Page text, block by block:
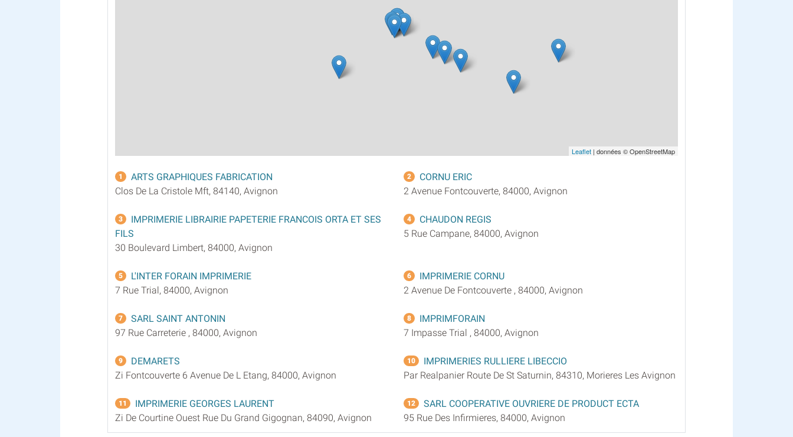
Leaflet | données © OpenStreetMap
1
ARTS GRAPHIQUES FABRICATION
Clos De La Cristole Mft, 84140, Avignon
2
CORNU ERIC
2 Avenue Fontcouverte, 84000, Avignon
3
IMPRIMERIE LIBRAIRIE PAPETERIE FRANCOIS ORTA ET SES
FILS
30 Boulevard Limbert, 84000, Avignon
4
CHAUDON REGIS
5 Rue Campane, 84000, Avignon
5
L'INTER FORAIN IMPRIMERIE
7 Rue Trial, 84000, Avignon
6
IMPRIMERIE CORNU
2 Avenue De Fontcouverte , 84000, Avignon
7
SARL SAINT ANTONIN
97 Rue Carreterie , 84000, Avignon
8
IMPRIMFORAIN
7 Impasse Trial , 84000, Avignon
9
DEMARETS
Zi Fontcouverte 6 Avenue De L Etang, 84000, Avignon
10
IMPRIMERIES RULLIERE LIBECCIO
Par Realpanier Route De St Saturnin, 84310, Morieres Les Avignon
11
IMPRIMERIE GEORGES LAURENT
Zi De Courtine Ouest Rue Du Grand Gigognan, 84090, Avignon
12
SARL COOPERATIVE OUVRIERE DE PRODUCT ECTA
95 Rue Des Infirmieres, 84000, Avignon